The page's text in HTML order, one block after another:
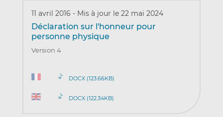
11 avril 2016 - Mis à jour le 22 mai 2024
Déclaration sur l'honneur pour
personne physique
Version 4
DOCX (123.66KB)
DOCX (122.34KB)